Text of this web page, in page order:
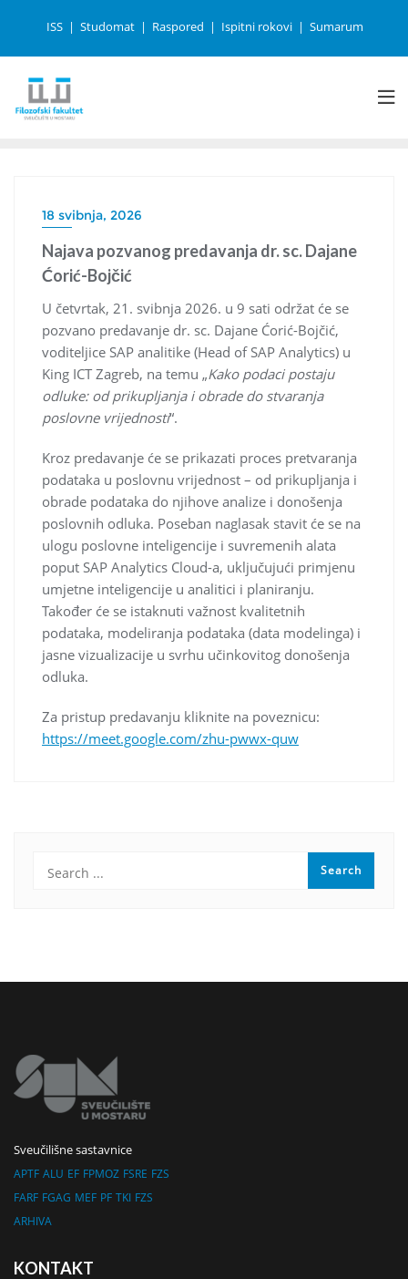
ISS Studomat Raspored Ispitni rokovi Sumarum
18 svibnja, 2026
Najava pozvanog predavanja dr. sc. Dajane
Ćorić-Bojčić
U četvrtak, 21. svibnja 2026. u 9 sati održat će se
pozvano predavanje dr. sc. Dajane Ćorić-Bojčić,
voditeljice SAP analitike (Head of SAP Analytics) u
King ICT Zagreb, na temu „Kako podaci postaju
odluke: od prikupljanja i obrade do stvaranja
poslovne vrijednosti“.
Kroz predavanje će se prikazati proces pretvaranja
podataka u poslovnu vrijednost – od prikupljanja i
obrade podataka do njihove analize i donošenja
poslovnih odluka. Poseban naglasak stavit će se na
ulogu poslovne inteligencije i suvremenih alata
poput SAP Analytics Cloud-a, uključujući primjenu
umjetne inteligencije u analitici i planiranju.
Također će se istaknuti važnost kvalitetnih
podataka, modeliranja podataka (data modelinga) i
jasne vizualizacije u svrhu učinkovitog donošenja
odluka.
Za pristup predavanju kliknite na poveznicu:
https://meet.google.com/zhu-pwwx-quw
Sveučilišne sastavnice
APTF ALU EF FPMOZ FSRE FZS
FARF FGAG MEF PF TKI FZS
ARHIVA
KONTAKT